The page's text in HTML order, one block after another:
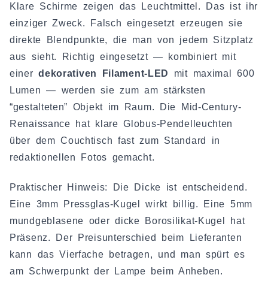
Klare Schirme zeigen das Leuchtmittel. Das ist ihr
einziger Zweck. Falsch eingesetzt erzeugen sie
direkte Blendpunkte, die man von jedem Sitzplatz
aus sieht. Richtig eingesetzt — kombiniert mit
einerdekorativen Filament-LED
mit maximal 600
Lumen — werden sie zum am stärksten
“gestalteten” Objekt im Raum. Die Mid-Century-
Renaissance hat klare Globus-Pendelleuchten
über dem Couchtisch fast zum Standard in
redaktionellen Fotos gemacht.
Praktischer Hinweis: Die Dicke ist entscheidend.
Eine 3mm Pressglas-Kugel wirkt billig. Eine 5mm
mundgeblasene oder dicke Borosilikat-Kugel hat
Präsenz. Der Preisunterschied beim Lieferanten
kann das Vierfache betragen, und man spürt es
am Schwerpunkt der Lampe beim Anheben.